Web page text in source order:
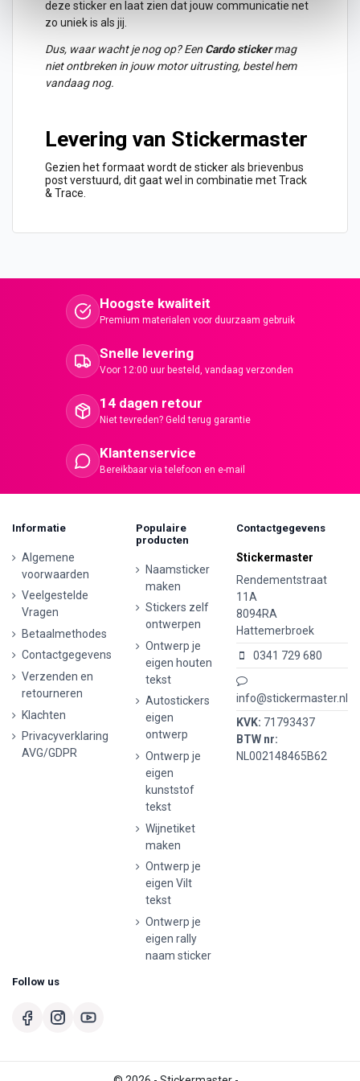
deze sticker en laat zien dat jouw communicatie net
zo uniek is als jij.
Dus, waar wacht je nog op? Een Cardo stickermag
niet ontbreken in jouw motor uitrusting, bestel hem
vandaag nog.
Levering van Stickermaster
Gezien het formaat wordt de sticker als brievenbus
post verstuurd, dit gaat wel in combinatie met Track
& Trace.
Hoogste kwaliteit
Premium materialen voor duurzaam gebruik
Snelle levering
Voor 12:00 uur besteld, vandaag verzonden
14 dagen retour
Niet tevreden? Geld terug garantie
Klantenservice
Bereikbaar via telefoon en e-mail
Informatie
Algemene
voorwaarden
Veelgestelde
Vragen
Betaalmethodes
Contactgegevens
Verzenden en
retourneren
Klachten
Privacyverklaring
AVG/GDPR
Populaire
producten
Naamsticker
maken
Stickers zelf
ontwerpen
Ontwerp je
eigen houten
tekst
Autostickers
eigen
ontwerp
Ontwerp je
eigen
kunststof
tekst
Wijnetiket
maken
Ontwerp je
eigen Vilt
tekst
Ontwerp je
eigen rally
naam sticker
Contactgegevens
Stickermaster
Rendementstraat
11A
8094RA
Hattemerbroek
0341 729 680
info@stickermaster.nl
KVK: 71793437
BTW nr:
NL002148465B62
Follow us